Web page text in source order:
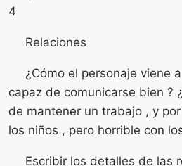
4
Relaciones
¿Cómo el personaje viene
capaz de comunicarse bien ?
de mantener un trabajo , y
los niños , pero horrible con
Escribir los detalles de las